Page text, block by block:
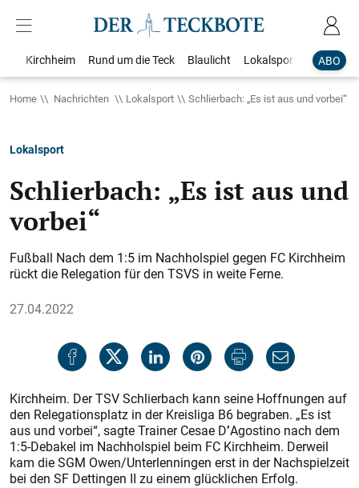
ABO
Kirchheim Rund um die Teck Blaulicht Lokalsport
Home Nachrichten Lokalsport Schlierbach: „Es ist aus und vorbei“
Lokalsport
Schlierbach: „Es ist aus und
vorbei“
Fußball Nach dem 1:5 im Nachholspiel gegen FC Kirchheim
rückt die Relegation für den TSVS in weite Ferne.
27.04.2022
Kirchheim. Der TSV Schlierbach kann seine Hoffnungen auf
den Relegationsplatz in der Kreisliga B6 begraben. „Es ist
aus und vorbei“, sagte Trainer Cesae D’Agostino nach dem
1:5-Debakel im Nachholspiel beim FC Kirchheim. Derweil
kam die SGM Owen/Unterlenningen erst in der Nachspielzeit
bei den SF Dettingen II zu einem glücklichen Erfolg.